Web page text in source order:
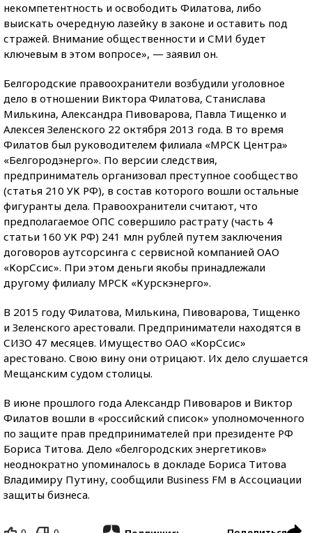
некомпетентность и освободить Филатова, либо
выискать очередную лазейку в законе и оставить под
стражей. Внимание общественности и СМИ будет
ключевым в этом вопросе», — заявил он.
Белгородские правоохранители возбудили уголовное
дело в отношении Виктора Филатова, Станислава
Милькина, Александра Пивоварова, Павла Тищенко и
Алексея Зеленского 22 октября 2013 года. В то время
Филатов был руководителем филиала «МРСК Центра»
«Белгородэнерго». По версии следствия,
предприниматель организовал преступное сообщество
(статья 210 УК РФ), в состав которого вошли остальные
фигуранты дела. Правоохранители считают, что
предполагаемое ОПС совершило растрату (часть 4
статьи 160 УК РФ) 241 млн рублей путем заключения
договоров аутсорсинга с сервисной компанией ОАО
«КорСсис». При этом деньги якобы принадлежали
другому филиалу МРСК «Курскэнерго».
В 2015 году Филатова, Милькина, Пивоварова, Тищенко
и Зеленского арестовали. Предприниматели находятся в
СИЗО 47 месяцев. Имущество ОАО «КорСсис»
арестовано. Свою вину они отрицают. Их дело слушается
Мещанским судом столицы.
В июне прошлого года Александр Пивоваров и Виктор
Филатов вошли в «российский список» уполномоченного
по защите прав предпринимателей при президенте РФ
Бориса Титова. Дело «белгородских энергетиков»
неоднократно упоминалось в докладе Бориса Титова
Владимиру Путину, сообщили Business FM в Ассоциации
защиты бизнеса.